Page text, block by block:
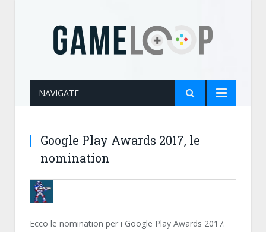
NAVIGATE
Google Play Awards 2017, le
nomination
BRUNOB
Ecco le nomination per i Google Play Awards 2017.